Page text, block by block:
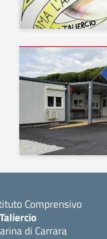
Comprensivo
di Carrara